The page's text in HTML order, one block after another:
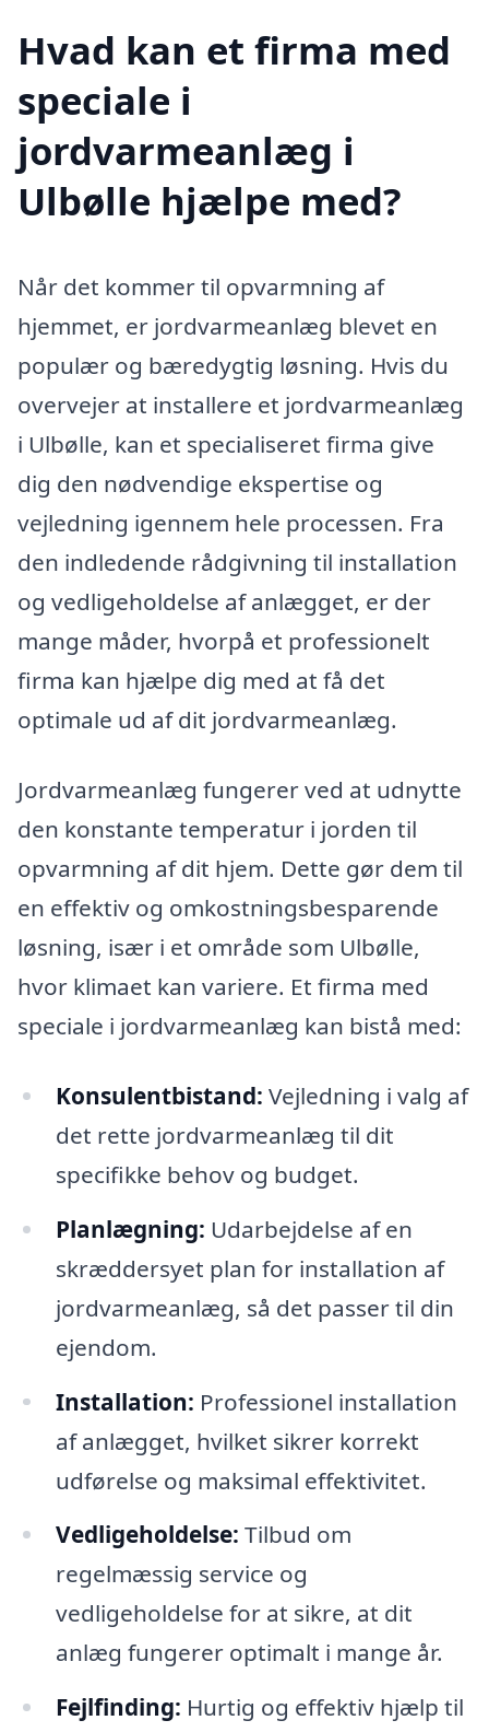
Hvad kan et firma med
speciale i
jordvarmeanlæg i
Ulbølle hjælpe med?
Når det kommer til opvarmning af
hjemmet, er jordvarmeanlæg blevet en
populær og bæredygtig løsning. Hvis du
overvejer at installere et jordvarmeanlæg
i Ulbølle, kan et specialiseret firma give
dig den nødvendige ekspertise og
vejledning igennem hele processen. Fra
den indledende rådgivning til installation
og vedligeholdelse af anlægget, er der
mange måder, hvorpå et professionelt
firma kan hjælpe dig med at få det
optimale ud af dit jordvarmeanlæg.
Jordvarmeanlæg fungerer ved at udnytte
den konstante temperatur i jorden til
opvarmning af dit hjem. Dette gør dem til
en effektiv og omkostningsbesparende
løsning, især i et område som Ulbølle,
hvor klimaet kan variere. Et firma med
speciale i jordvarmeanlæg kan bistå med:
Konsulentbistand: Vejledning i valg af
det rette jordvarmeanlæg til dit
specifikke behov og budget.
Planlægning: Udarbejdelse af en
skræddersyet plan for installation af
jordvarmeanlæg, så det passer til din
ejendom.
Installation: Professionel installation
af anlægget, hvilket sikrer korrekt
udførelse og maksimal effektivitet.
Vedligeholdelse: Tilbud om
regelmæssig service og
vedligeholdelse for at sikre, at dit
anlæg fungerer optimalt i mange år.
Fejlfinding: Hurtig og effektiv hjælp til